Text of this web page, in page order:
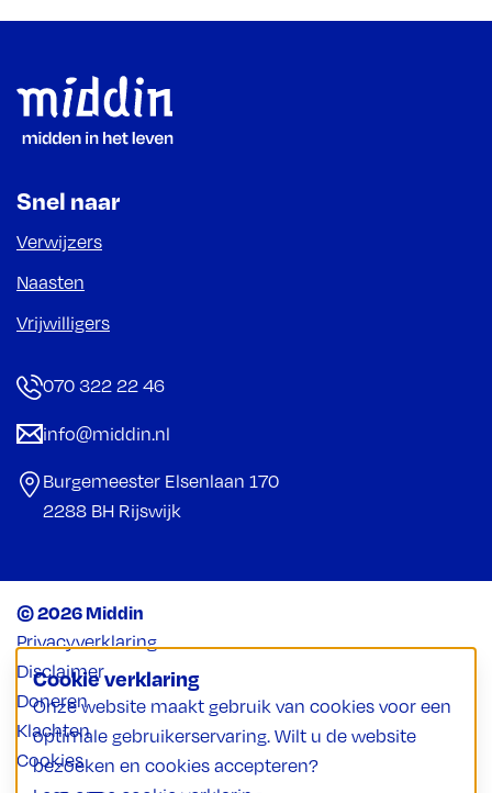
Cookie verklaring
Onze website maakt gebruik van cookies voor een
optimale gebruikerservaring. Wilt u de website
bezoeken en cookies accepteren?
Footer
Snel naar
Verwijzers
Naasten
Vrijwilligers
070 322 22 46
info@middin.nl
Burgemeester Elsenlaan 170
2288 BH Rijswijk
© 2026 Middin
Privacyverklaring
Disclaimer
Doneren
Klachten
Cookies